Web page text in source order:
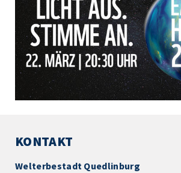
KONTAKT
Welterbestadt Quedlinburg